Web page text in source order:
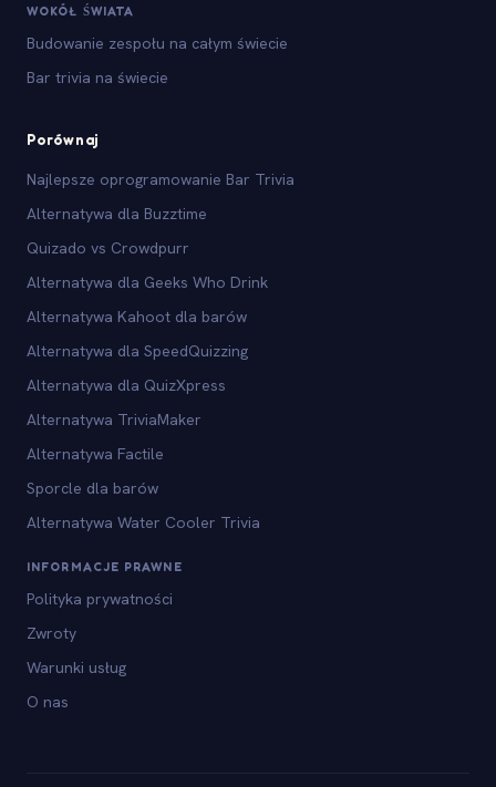
WOKÓŁ ŚWIATA
Budowanie zespołu na całym świecie
Bar trivia na świecie
Porównaj
Najlepsze oprogramowanie Bar Trivia
Alternatywa dla Buzztime
Quizado vs Crowdpurr
Alternatywa dla Geeks Who Drink
Alternatywa Kahoot dla barów
Alternatywa dla SpeedQuizzing
Alternatywa dla QuizXpress
Alternatywa TriviaMaker
Alternatywa Factile
Sporcle dla barów
Alternatywa Water Cooler Trivia
INFORMACJE PRAWNE
Polityka prywatności
Zwroty
Warunki usług
O nas